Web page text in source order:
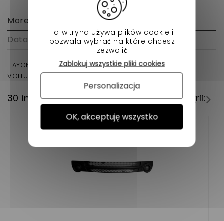
More info
Data sheet
HAYON BRUT MICROCAR MGO ORIGINE POUR VOTRE
VOITURETTE SANS PERMIS
30 innych produktów w tej samej kategorii:
Ta witryna używa plików cookie i
pozwala wybrać na które chcesz
zezwolić
OK, akceptuję wszystko
Zablokuj wszystkie pliki cookies
Personalizacja